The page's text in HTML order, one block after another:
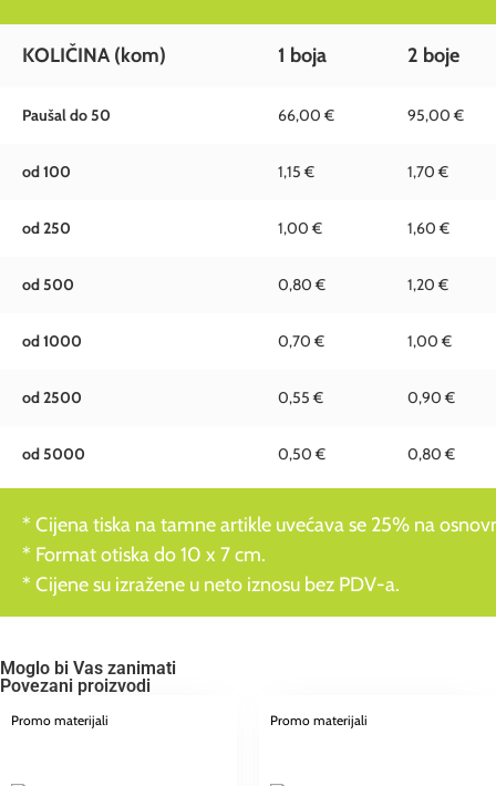
KOLIČINA (kom) 1 boja 2 boje
Paušal do 50 66,00 € 95,00 €
od 100 1,15 € 1,70 €
od 250 1,00 € 1,60 €
od 500 0,80 € 1,20 €
od 1000 0,70 € 1,00 €
od 2500 0,55 € 0,90 €
od 5000 0,50 € 0,80 €
* Cijena tiska na tamne artikle uvećava se 25% na
* Format otiska do 10 x 7 cm.
* Cijene su izražene u neto iznosu bez PDV-a.
Moglo bi Vas zanimati
Povezani proizvodi
Promo materijali Promo materijali